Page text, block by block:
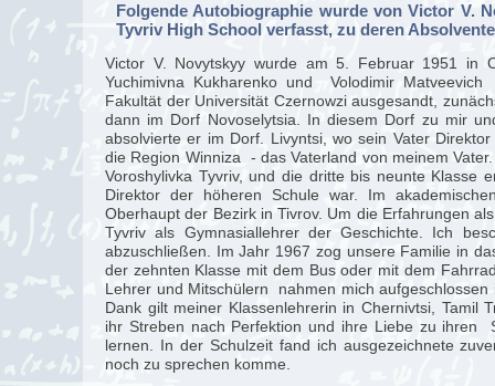
Folgende Autobiographie wurde von Victor V.
Tyvriv High School verfasst, zu deren
Victor V. Novytskyy wurde am 5. Februar 1951 in
Yuchimivna Kukharenko und Volodimir
Fakultät der Universität Czernowzi ausgesandt,
dann im Dorf Novoselytsia. In diesem Dorf zu mir
absolvierte er im Dorf. Livyntsi, wo sein Vater
die Region Winniza - das Vaterland von meinem
Voroshylivka Tyvriv, und die dritte bis neunte Klasse
Direktor der höheren Schule war. Im
Oberhaupt der Bezirk in Tivrov. Um die Erfahrungen
Tyvriv als Gymnasiallehrer der Geschichte. Ich
abzuschließen. Im Jahr 1967 zog unsere Familie in
der zehnten Klasse mit dem Bus oder mit dem
Lehrer und Mitschülern nahmen mich
Dank gilt meiner Klassenlehrerin in Chernivtsi, Tamil
ihr Streben nach Perfektion und ihre Liebe zu ihren
lernen. In der Schulzeit fand ich ausgezeichnete
noch zu sprechen komme.